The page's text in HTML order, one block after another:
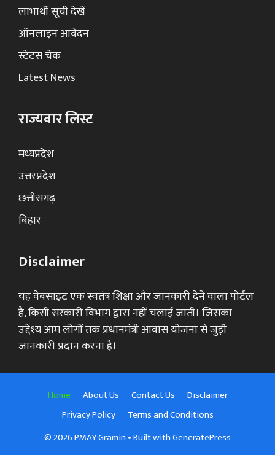
लाभार्थी सूची देखें
ऑनलाइन आवेदन
स्टेटस चेक
Latest News
राज्यवार लिस्ट
मध्यप्रदेश
उत्तरप्रदेश
छत्तीसगढ़
बिहार
Disclaimer
यह वेबसाइट एक स्वतंत्र शिक्षा और जानकारी देने वाला पोर्टल
है, किसी सरकारी विभाग द्वारा नहीं चलाई जाती। जिसका
उद्देश्य आम लोगों तक प्रधानमंत्री आवास योजना से जुड़ी
जानकारी प्रदान करना है।
Home About Us Contact Us
Disclaimer
Privacy Policy
Terms and Conditions
© 2026 PMAY Gramin • Built withGeneratePress